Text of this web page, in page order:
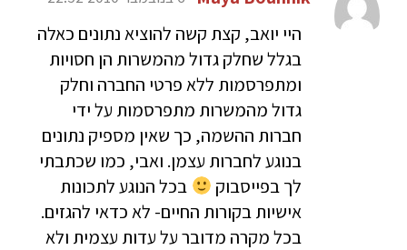
היי יואב, קצת קשה להוציא נתונים כאלה
בגלל שחלק גדול מהמשרות הן חסויות
ומתפרסמות ללא פרטי החברה וחלק
גדול מהמשרות מתפרסמות על ידי
חברות ההשמה, כך שאין מספיק נתונים
בנוגע לחברות עצמן. ואבי, כמו שכתבתי
לך בפייסבוק
בכל הנוגע לתכונות
אישיות בקורות החיים- לא כדאי להגזים.
בכל מקרה מדובר על עדות עצמית ולא